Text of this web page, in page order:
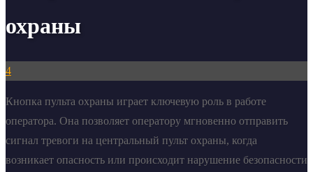
охраны
4
Кнопка пульта охраны играет ключевую роль в работе
оператора. Она позволяет оператору мгновенно отправить
сигнал тревоги на центральный пульт охраны, когда
возникает опасность или происходит нарушение безопасности